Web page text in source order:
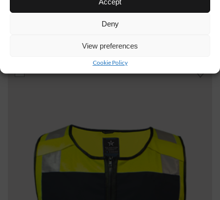
Deny
View preferences
Cookie Policy